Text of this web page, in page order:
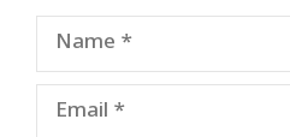
Name
Email